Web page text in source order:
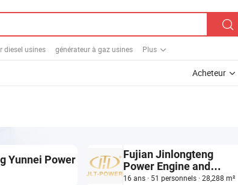
diesel usines générateur à gaz usines Plus
Acheteur
Yunnei Power
Fujian Jinlongteng
Power Engine and
Machinery Co., Ltd.
16 ans · 51 personnels · 28,288 m²